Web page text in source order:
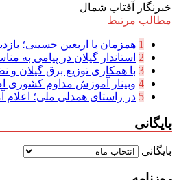
خبرنگار آفتاب شمال
مطالب مرتبط
1 همزمان با اربعین حسینی؛
2 استاندار گیلان در پیامی به
3 با همکاری توزیع برق گیلان
4 وبینار آموزش مداوم کشوری
5 در راستای همدلی ملی؛ اعلام
بایگانی
بایگانی